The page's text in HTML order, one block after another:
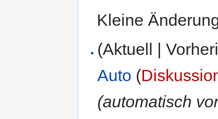
Kleine
(Aktuell |
Auto (
(automatisch